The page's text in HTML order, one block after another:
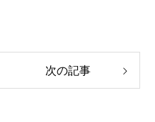
次の記事